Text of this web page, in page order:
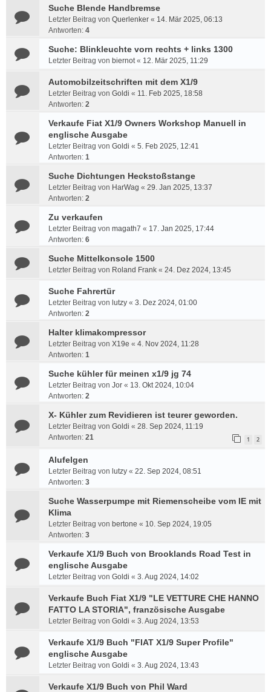
Suche Blende Handbremse
Letzter Beitrag von Querlenker « 14. Mär 2025, 06:13
Antworten: 4
Suche: Blinkleuchte vorn rechts + links 1300
Letzter Beitrag von biernot« 12. Mär 2025, 11:29
Automobilzeitschriften mit dem X1/9
Letzter Beitrag von Goldi « 11. Feb 2025, 18:58
Antworten: 2
Verkaufe Fiat X1/9 Owners Workshop Manuell in
englische Ausgabe
Letzter Beitrag von Goldi « 5. Feb 2025, 12:41
Antworten: 1
Suche Dichtungen Heckstoßstange
Letzter Beitrag von HarWag « 29. Jan 2025, 13:37
Antworten: 2
Zu verkaufen
Letzter Beitrag von magath7 « 17. Jan 2025, 17:44
Antworten: 6
Suche Mittelkonsole 1500
Letzter Beitrag von Roland Frank « 24. Dez 2024, 13:45
Suche Fahrertür
Letzter Beitrag von lutzy « 3. Dez 2024, 01:00
Antworten: 2
Halter klimakompressor
Letzter Beitrag von X19e « 4. Nov 2024, 11:28
Antworten: 1
Suche kühler für meinen x1/9 jg 74
Letzter Beitrag von Jor « 13. Okt 2024, 10:04
Antworten: 2
X- Kühler zum Revidieren ist teurer geworden.
Letzter Beitrag von Goldi « 28. Sep 2024, 11:19
Antworten: 21 1 2
Alufelgen
Letzter Beitrag von lutzy « 22. Sep 2024, 08:51
Antworten: 3
Suche Wasserpumpe mit Riemenscheibe vom IE mit
Klima
Letzter Beitrag von bertone « 10. Sep 2024, 19:05
Antworten: 3
Verkaufe X1/9 Buch von Brooklands Road Test in
englische Ausgabe
Letzter Beitrag von Goldi « 3. Aug 2024, 14:02
Verkaufe Buch Fiat X1/9 "LE VETTURE CHE HANNO
FATTO LA STORIA", französische Ausgabe
Letzter Beitrag von Goldi « 3. Aug 2024, 13:53
Verkaufe X1/9 Buch "FIAT X1/9 Super Profile"
englische Ausgabe
Letzter Beitrag von Goldi « 3. Aug 2024, 13:43
Verkaufe X1/9 Buch von Phil Ward